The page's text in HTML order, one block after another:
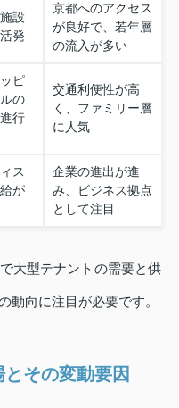
設
発
京都へのアクセス
が良好で、若年層
の流入が多い
ピ
の
行
交通利便性が高
く、ファミリー層
に人気
ス
が
企業の進出が進
み、ビジネス拠点
として注目
大型テナントの需要と供
動向に注目が必要です。
その変動要因